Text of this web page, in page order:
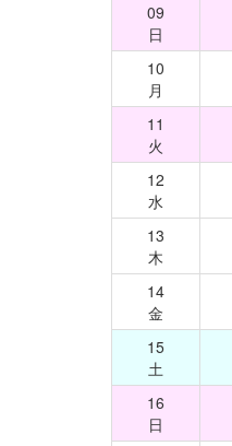
09
日
10
月
11
火
12
水
13
木
14
金
15
土
16
日